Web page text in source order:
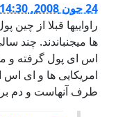
24 جون 2008, 14:30
راواییها قبلا از چين
ها میجنباندند. چند
اس ای پول گرفته و
امریکایی ها و ای اس
طرف آنهاست و دم